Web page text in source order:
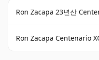
Ron Zacapa 23년산
Ron Zacapa Centenario XO Rum